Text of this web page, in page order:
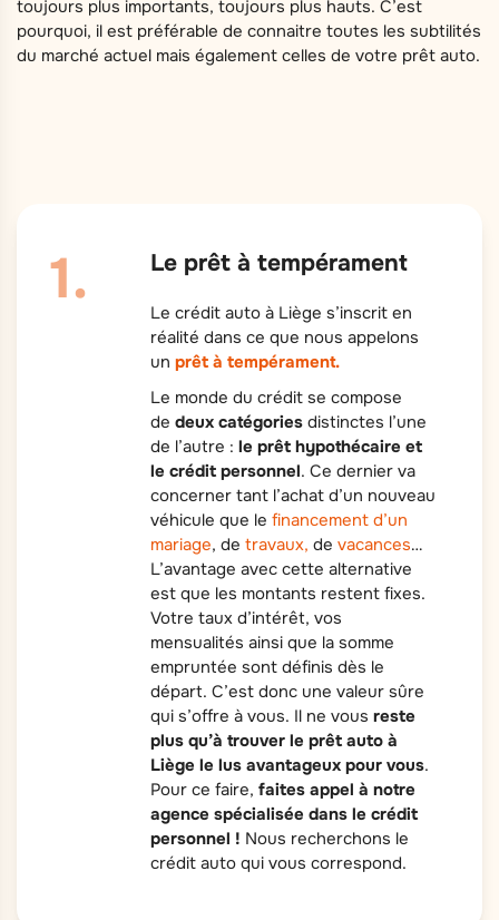
toujours plus importants, toujours plus hauts. C’est
pourquoi, il est préférable de connaitre toutes les subtilités
du marché actuel mais également celles de votre prêt auto.
Le prêt à tempérament
Le crédit auto à Liège s’inscrit en
réalité dans ce que nous appelons
un prêt à tempérament.
Le monde du crédit se compose
de deux catégories distinctes l’une
de l’autre : le prêt hypothécaire et
le crédit personnel. Ce dernier va
concerner tant l’achat d’un nouveau
véhicule que le financement d’un
mariage, de travaux, de vacances…
L’avantage avec cette alternative
est que les montants restent fixes.
Votre taux d’intérêt, vos
mensualités ainsi que la somme
empruntée sont définis dès le
départ. C’est donc une valeur sûre
qui s’offre à vous. Il ne vous reste
plus qu’à trouver le prêt auto à
Liège le lus avantageux pour vous.
Pour ce faire, faites appel à notre
agence spécialisée dans le crédit
personnel ! Nous recherchons le
crédit auto qui vous correspond.